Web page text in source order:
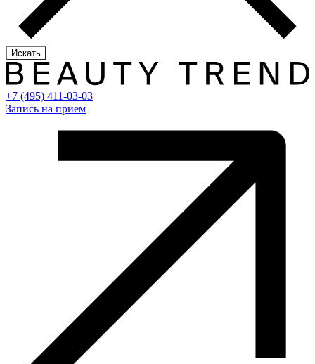
Искать
+7 (495) 411-03-03
Запись на прием